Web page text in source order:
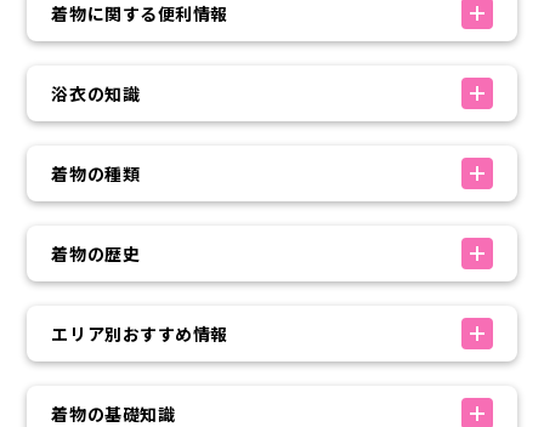
着物に関する便利情報
浴衣の知識
着物の種類
着物の歴史
エリア別おすすめ情報
着物の基礎知識